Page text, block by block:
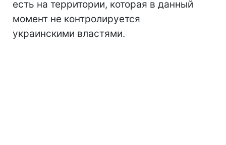
есть на территории, которая в данный
момент не контролируется
украинскими властями.